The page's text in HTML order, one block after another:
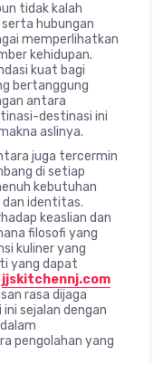
tidak kalah
hubungan
memperlihatkan
kehidupan.
kuat bagi
bertanggung
antara
destinasi ini
aslinya.
juga tercermin
di setiap
kebutuhan
identitas.
keaslian dan
filosofi yang
kuliner yang
yang dapat
jjskitchennj.com
rasa dijaga
sejalan dengan
pengolahan yang